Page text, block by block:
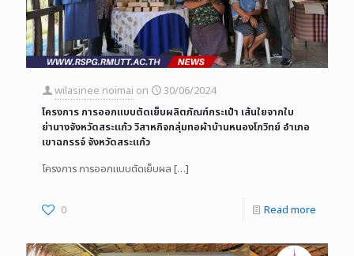
wilasinee noimai on
30/06/2024
โครงการ การออกแบบตัดเย็บผลิตภัณฑ์กระเป๋า เส้นใยจากใบ
ย่านางจังหวัดสระแก้ว วิสาหกิจกลุ่มทอผ้าบ้านหนองโกวิทย์ อำเภอ
เขาฉกรรจ์ จังหวัดสระแก้ว
โครงการ การออกแบบตัดเย็บผล […]
0 Read more